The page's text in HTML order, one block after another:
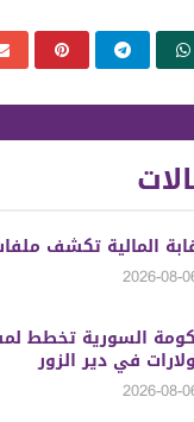
المالية تكشف
السورية تخطط
في دير الزور